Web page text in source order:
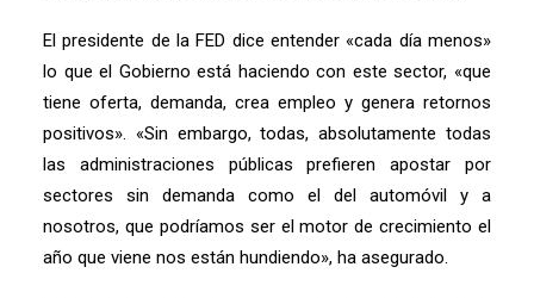
El presidente de la FED dice entender «cada día menos»
lo que el Gobierno está haciendo con este sector, «que
tiene oferta, demanda, crea empleo y genera retornos
positivos». «Sin embargo, todas, absolutamente todas
las administraciones públicas prefieren apostar por
sectores sin demanda como el del automóvil y a
nosotros, que podríamos ser el motor de crecimiento el
año que viene nos están hundiendo», ha asegurado.